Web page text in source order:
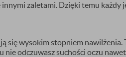
zaletami. Dzięki temu każdy
się wysokim stopniem
odczuwasz suchości oczu
o:
nowościach